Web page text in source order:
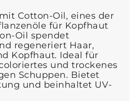
Cotton-Oil, eines der
für Kopfhaut
Oil spendet
regeneriert Haar,
Kopfhaut. Ideal für
und trockenes
Schuppen. Bietet
und beinhaltet UV-